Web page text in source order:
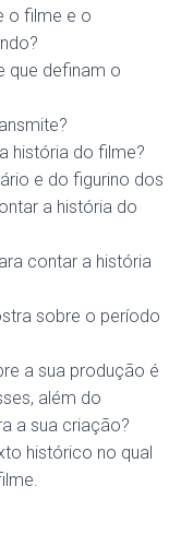
o filme e o
que definam o
história do filme?
e do figurino dos
a história do
contar a história
sobre o período
a sua produção é
além do
a sua criação?
histórico no qual